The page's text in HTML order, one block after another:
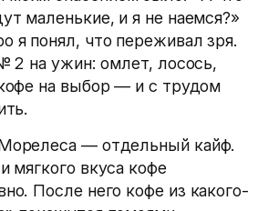
маленькие, и я не наемся?»
я понял, что переживал зря.
2 на ужин: омлет, лосось,
на выбор — и с трудом
— отдельный кайф.
мягкого вкуса кофе
После него кофе из какого-